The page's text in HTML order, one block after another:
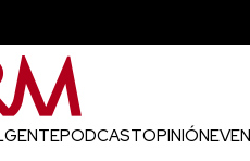
GENTEPODCASTOPINIÓN